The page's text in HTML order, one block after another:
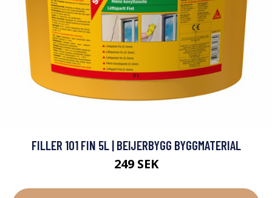
FILLER 101 FIN 5L | BEIJERBYGG BYGGMATERIAL
249 SEK